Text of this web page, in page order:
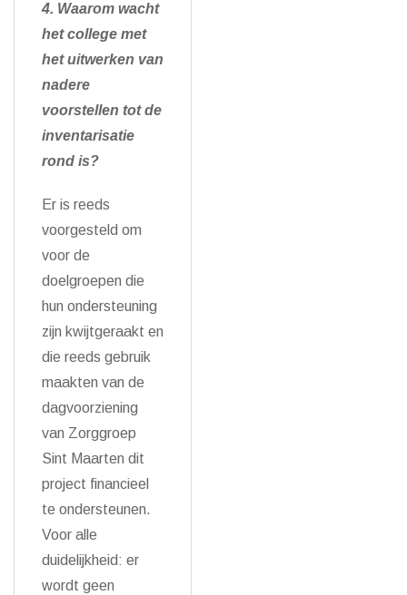
4. Waarom wacht
het college met
het uitwerken van
nadere
voorstellen tot de
inventarisatie
rond is?
Er is reeds
voorgesteld om
voor de
doelgroepen die
hun ondersteuning
zijn kwijtgeraakt en
die reeds gebruik
maakten van de
dagvoorziening
van Zorggroep
Sint Maarten dit
project financieel
te ondersteunen.
Voor alle
duidelijkheid: er
wordt geen